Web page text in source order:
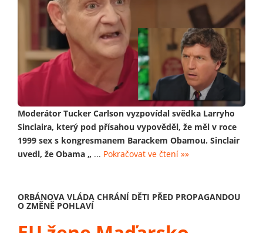
Moderátor Tucker Carlson vyzpovídal svědka Larryho
Sinclaira, který pod přísahou vypověděl, že měl v roce
1999 sex s kongresmanem Barackem Obamou. Sinclair
uvedl, že Obama „ ... Pokračovat ve čtení »»
ORBÁNOVA VLÁDA CHRÁNÍ DĚTI PŘED PROPAGANDOU
O ZMĚNĚ POHLAVÍ